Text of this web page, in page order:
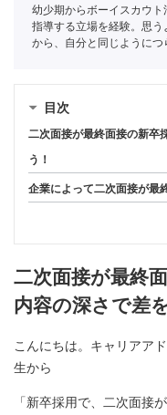
幼少期からボーイスカウ
指導する立場を経験。思
から、自分と同じように
目次
二次面接が最終面接の新卒
う！
企業によって二次面接が最
二次面接が最終
内容の深さで差
こんにちは。キャリアア
生から
「新卒採用で、二次面接